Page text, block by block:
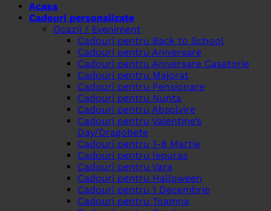
Acasa
Cadouri personalizate
Ocazii / Eveniment
Cadouri pentru Back to School
Cadouri pentru Aniversare
Cadouri pentru Aniversare Casatorie
Cadouri pentru Majorat
Cadouri pentru Pensionare
Cadouri pentru Nunta
Cadouri pentru Absolvire
Cadouri pentru Valentine’s
Day/Dragobete
Cadouri pentru 1-8 Martie
Cadouri pentru Iepuras
Cadouri pentru Vara
Cadouri pentru Halloween
Cadouri pentru 1 Decembrie
Cadouri pentru Toamna